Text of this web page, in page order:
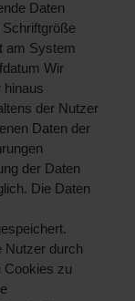
Daten
am System
Wir
hinaus
der Nutzer
Daten der
der Daten
Die Daten
Nutzer durch
Cookies zu